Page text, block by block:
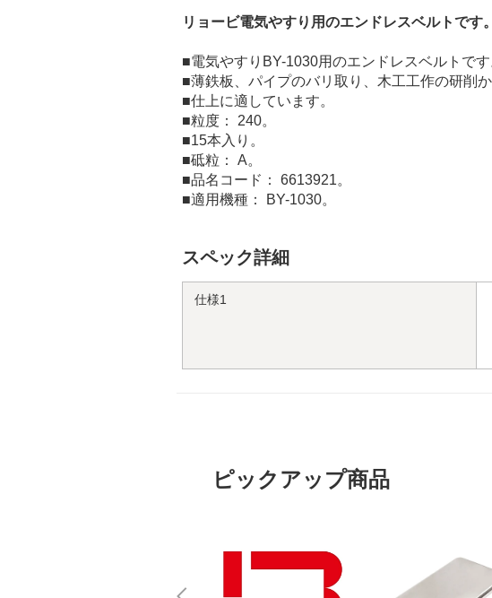
リョービ電気やすり用のエンドレスベルトです。
■電気やすりBY-1030用のエンドレスベルトです
■薄鉄板、パイプのバリ取り、木工工作の研削
■仕上に適しています。
■粒度： 240。
■15本入り。
■砥粒： A。
■品名コード： 6613921。
■適用機種： BY-1030。
スペック詳細
仕様1
ピックアップ商品